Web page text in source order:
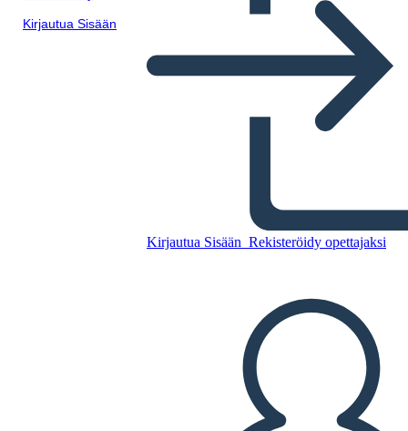
Kirjautua Sisään
Kirjautua Sisään Rekisteröidy opettajaksi
תנועות ספרותיות אמריקניות -
מאפייני התקופות
Kopioi tämä kuvakäsikirjoitus